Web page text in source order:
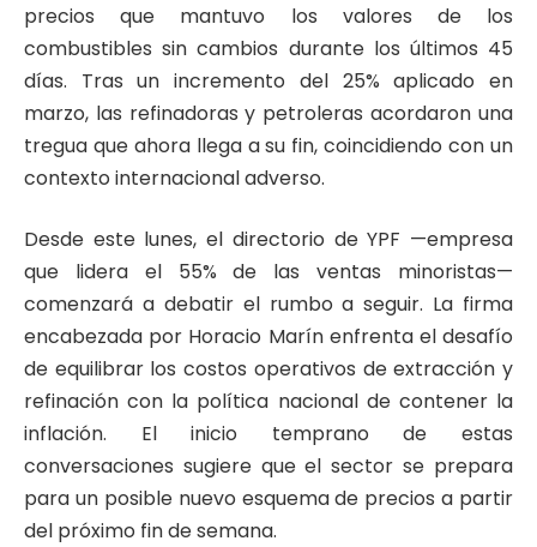
precios que mantuvo los valores de los
combustibles sin cambios durante los últimos 45
días. Tras un incremento del 25% aplicado en
marzo, las refinadoras y petroleras acordaron una
tregua que ahora llega a su fin, coincidiendo con un
contexto internacional adverso.
​Desde este lunes, el directorio de YPF —empresa
que lidera el 55% de las ventas minoristas—
comenzará a debatir el rumbo a seguir. La firma
encabezada por Horacio Marín enfrenta el desafío
de equilibrar los costos operativos de extracción y
refinación con la política nacional de contener la
inflación. El inicio temprano de estas
conversaciones sugiere que el sector se prepara
para un posible nuevo esquema de precios a partir
del próximo fin de semana.